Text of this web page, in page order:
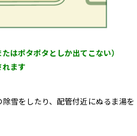
はポタポタとしか出てこない）
ます
雪をしたり、配管付近にぬるま湯